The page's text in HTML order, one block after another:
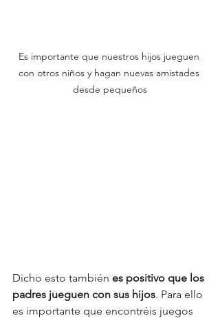
Es importante que nuestros hijos jueguen
con otros niños y hagan nuevas amistades
desde pequeños
Dicho esto también es positivo que los
padres jueguen con sus hijos. Para ello
es importante que encontréis juegos